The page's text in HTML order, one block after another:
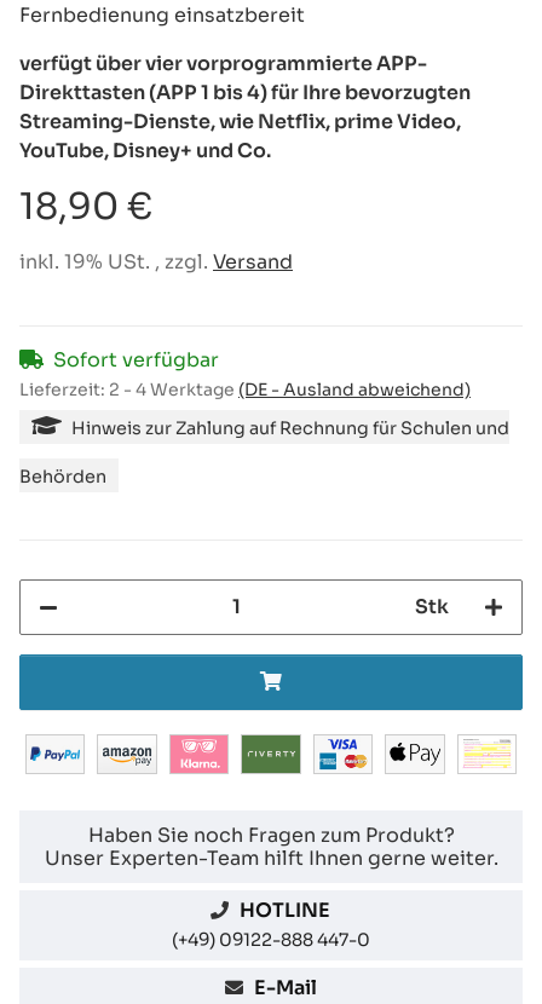
Fernbedienung einsatzbereit
verfügt über vier vorprogrammierte APP-
Direkttasten (APP 1 bis 4) für Ihre bevorzugten
Streaming-Dienste, wie Netflix, prime Video,
YouTube, Disney+ und Co.
18,90 €
inkl. 19% USt. , zzgl. Versand
Sofort verfügbar
Lieferzeit: 2 - 4 Werktage (DE - Ausland abweichend)
Hinweis zur Zahlung auf Rechnung für Schulen und
Behörden
Stk
Haben Sie noch Fragen zum Produkt?
Unser Experten-Team hilft Ihnen gerne weiter.
HOTLINE
(+49) 09122-888 447-0
E-Mail